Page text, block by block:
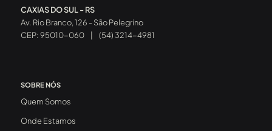
CAXIAS DO SUL - RS
Av. Rio Branco, 126 - São Pelegrino
CEP: 95010-060
(54) 3214-4981
SOBRE NÓS
Quem Somos
Onde Estamos